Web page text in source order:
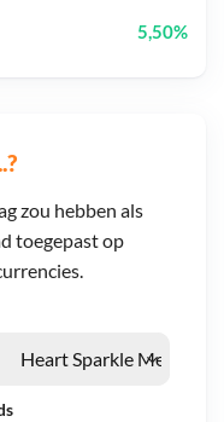
zou hebben als
toegepast op
5,50%